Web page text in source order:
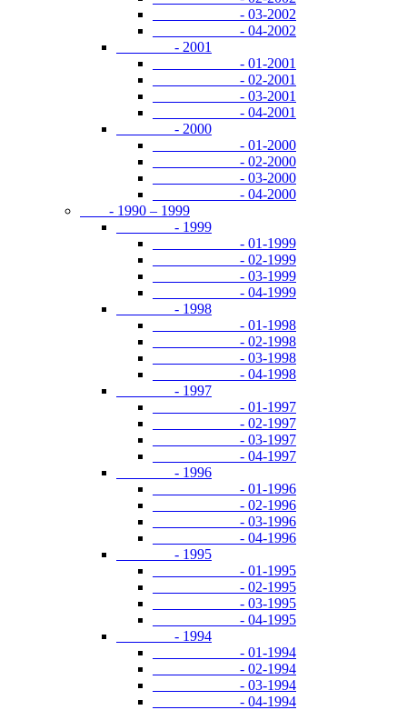
- 03-2002
- 04-2002
- 2001
- 01-2001
- 02-2001
- 03-2001
- 04-2001
- 2000
- 01-2000
- 02-2000
- 03-2000
- 04-2000
- 1990 – 1999
- 1999
- 01-1999
- 02-1999
- 03-1999
- 04-1999
- 1998
- 01-1998
- 02-1998
- 03-1998
- 04-1998
- 1997
- 01-1997
- 02-1997
- 03-1997
- 04-1997
- 1996
- 01-1996
- 02-1996
- 03-1996
- 04-1996
- 1995
- 01-1995
- 02-1995
- 03-1995
- 04-1995
- 1994
- 01-1994
- 02-1994
- 03-1994
- 04-1994